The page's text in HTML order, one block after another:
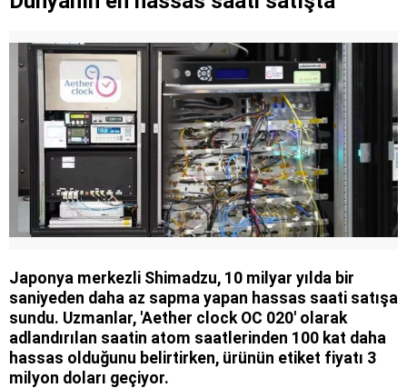
Japonya merkezli Shimadzu, 10 milyar yılda bir
saniyeden daha az sapma yapan hassas saati satışa
sundu. Uzmanlar, 'Aether clock OC 020' olarak
adlandırılan saatin atom saatlerinden 100 kat daha
hassas olduğunu belirtirken, ürünün etiket fiyatı 3
milyon doları geçiyor.